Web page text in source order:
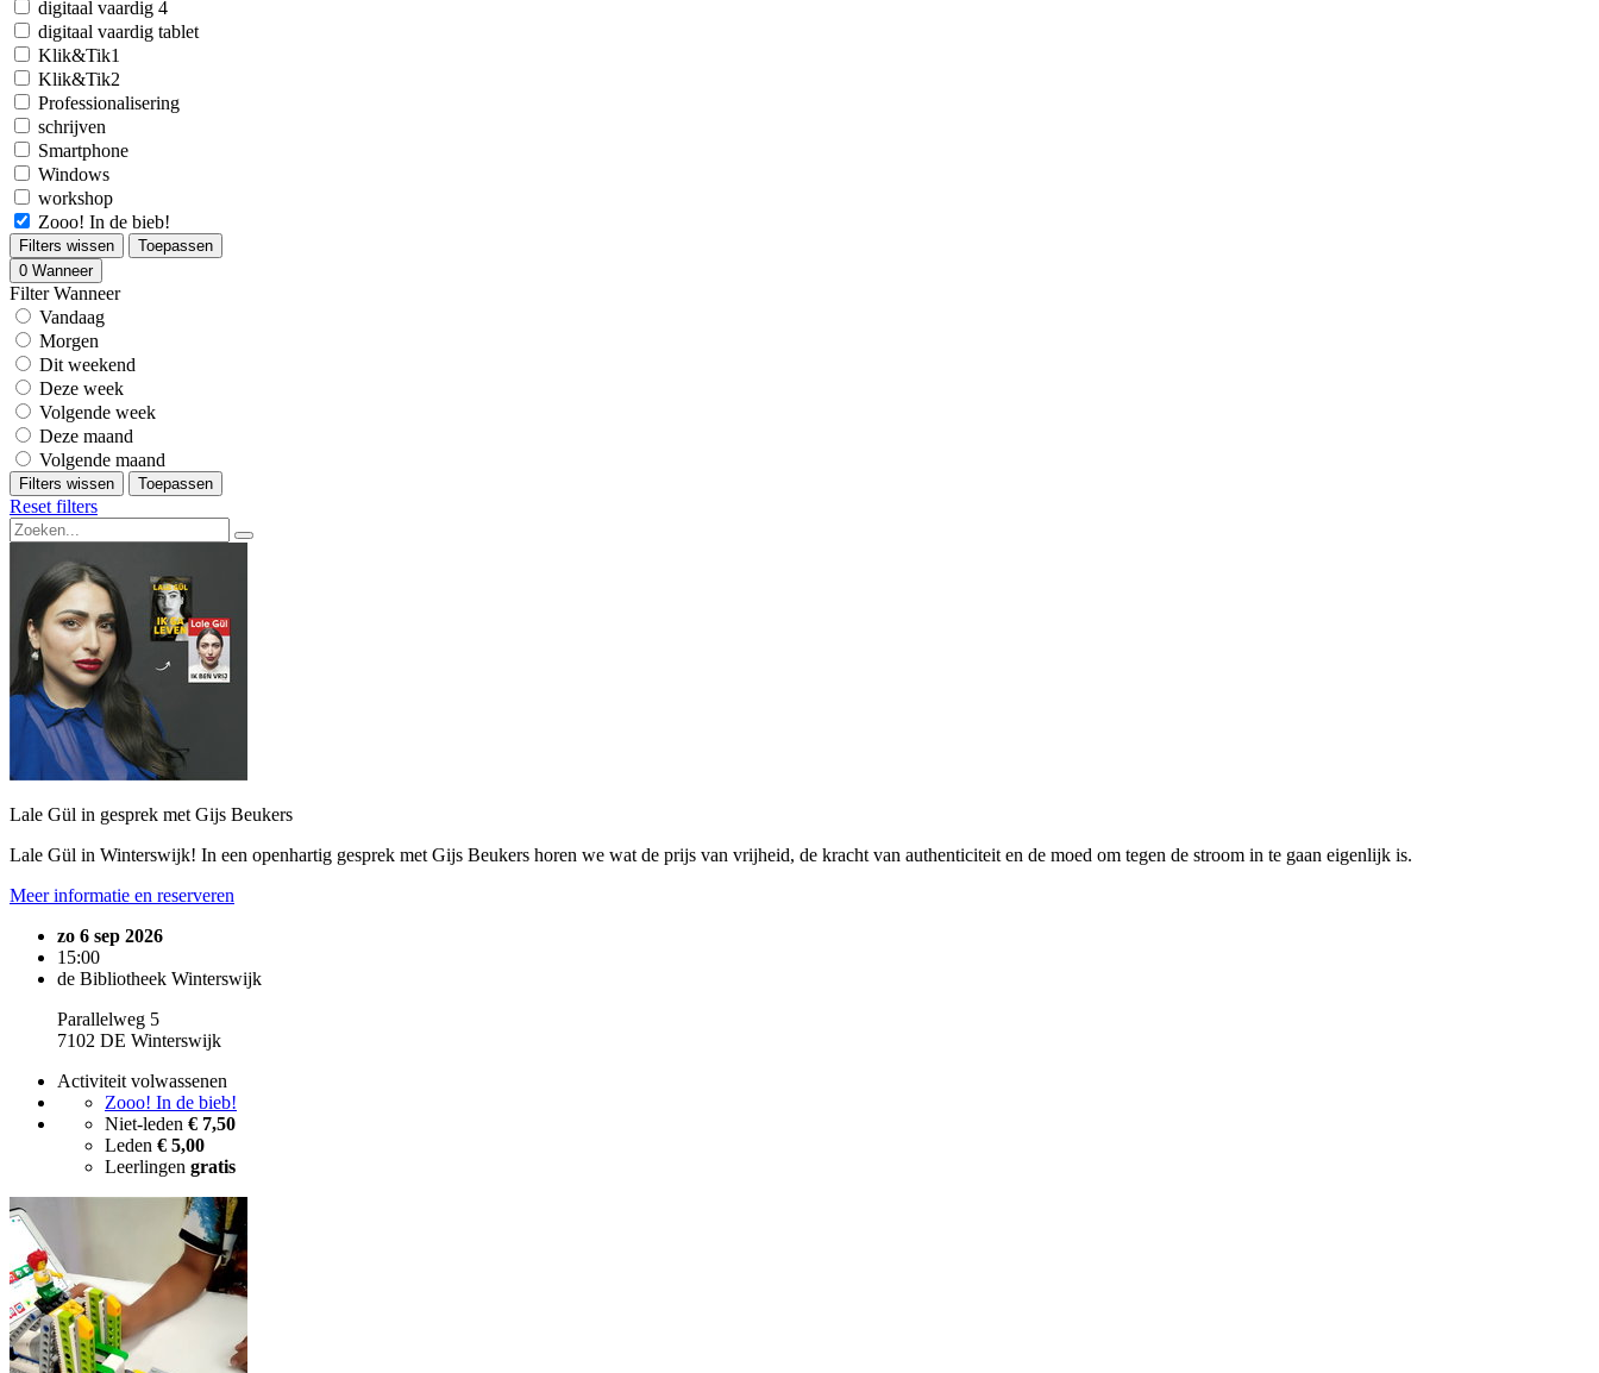
digitaal vaardig 4
digitaal vaardig tablet
Klik&Tik1
Klik&Tik2
Professionalisering
schrijven
Smartphone
Windows
workshop
Zooo! In de bieb!
Filters wissen
Toepassen
0 Wanneer
Filter Wanneer
Vandaag
Morgen
Dit weekend
Deze week
Volgende week
Deze maand
Volgende maand
Filters wissen Toepassen
Reset filters
Lale Gül in gesprek met Gijs Beukers
Lale Gül in Winterswijk! In een openhartig gesprek met Gijs Beukers horen we wat de prijs van vrijheid, de kracht van authenticiteit en de moed om tegen de stroom in te gaan eigenlijk is.
Meer informatie en reserveren
zo 6 sep 2026
15:00
de Bibliotheek Winterswijk
Parallelweg 5
7102 DE Winterswijk
Activiteit volwassenen
Zooo! In de bieb!
Niet-leden € 7,50
Leden € 5,00
Leerlingen gratis